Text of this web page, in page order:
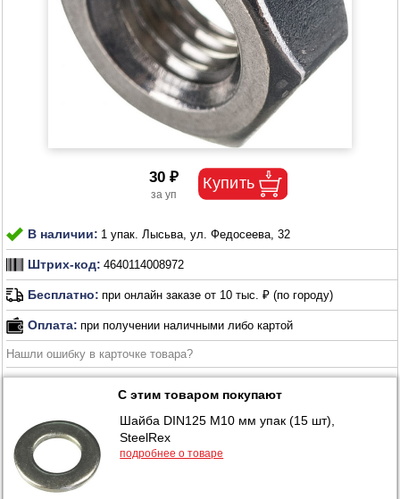
30 ₽
В наличии: 1 упак. Лысьва, ул. Федосеева, 32
Штрих-код: 4640114008972
Бесплатно: при онлайн заказе от 10 тыс. ₽ (по городу)
Оплата: при получении наличными либо картой
Нашли ошибку в карточке товара?
С этим товаром покупают
Шайба DIN125 М10 мм упак (15 шт),
SteelRex
подробнее о товаре